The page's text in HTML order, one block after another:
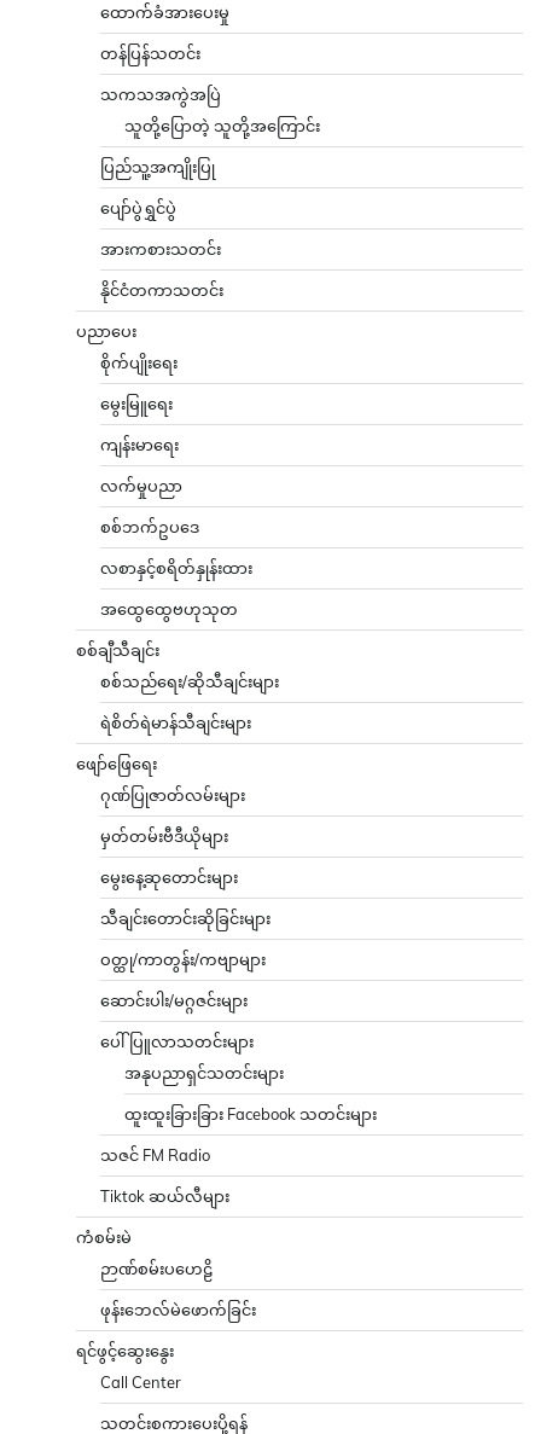
ထောက်ခံအားပေးမှု
တန်ပြန်သတင်း
သကသအကွဲအပြဲ
သူတို့ပြောတဲ့ သူတို့အကြောင်း
ပြည်သူ့အကျိုးပြု
ပျော်ပွဲရွှင်ပွဲ
အားကစားသတင်း
နိုင်ငံတကာသတင်း
ပညာပေး
စိုက်ပျိုးရေး
မွေးမြူရေး
ကျန်းမာရေး
လက်မှုပညာ
စစ်ဘက်ဥပဒေ
လစာနှင့်စရိတ်နှုန်းထား
အထွေထွေဗဟုသုတ
စစ်ချီသီချင်း
စစ်သည်ရေး/ဆိုသီချင်းများ
ရဲစိတ်ရဲမာန်သီချင်းများ
ဖျော်ဖြေရေး
ဂုဏ်ပြုဇာတ်လမ်းများ
မှတ်တမ်းဗီဒီယိုများ
မွေးနေ့ဆုတောင်းများ
သီချင်းတောင်းဆိုခြင်းများ
ဝတ္ထု/ကာတွန်း/ကဗျာများ
ဆောင်းပါး/မဂ္ဂဇင်းများ
ပေါ်ပြူလာသတင်းများ
အနုပညာရှင်သတင်းများ
ထူးထူးခြားခြား Facebook သတင်းများ
သဇင် FM Radio
Tiktok ဆယ်လီများ
ကံစမ်းမဲ
ဉာဏ်စမ်းပဟေဠိ
ဖုန်းဘေလ်မဲဖောက်ခြင်း
ရင်ဖွင့်ဆွေးနွေး
Call Center
သတင်းစကားပေးပို့ရန်